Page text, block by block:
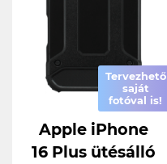
Tervezhető
saját
fotóval is!
Apple iPhone
16 Plus ütésálló